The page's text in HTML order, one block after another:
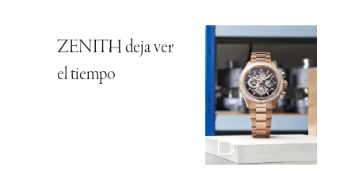
ZENITH deja ver
el tiempo